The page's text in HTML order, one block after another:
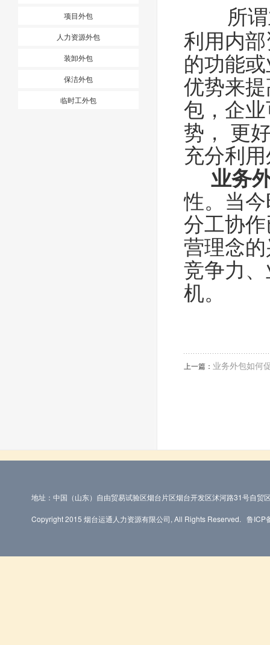
项目外包
人力资源外包
装卸外包
保洁外包
临时工外包
所谓
利用内
的功能
优势来
包，企
势， 更
充分利
业务
性。当
分工协
营理念
竞争力
机。
上一篇： 业务外包如何
地址：中国（山东）自由贸易试验区烟台片区烟台开发区沭河路31号自贸
Copyright 2015 烟台运通人力资源有限公司, All Rights Reserved. 鲁ICP